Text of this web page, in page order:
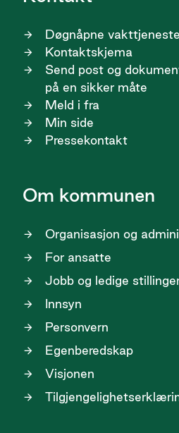
Døgnåpne
Kontaktskjema
Send post og
på en sikker måte
Meld i fra
Min side
Pressekontakt
Om kommunen
Organisasjon og
For ansatte
Jobb og ledige
Innsyn
Personvern
Egenberedskap
Visjonen